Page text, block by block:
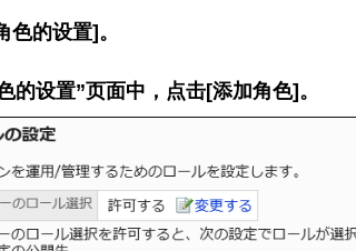
色的设置]。
的设置”页面中，点击[添加角色]。